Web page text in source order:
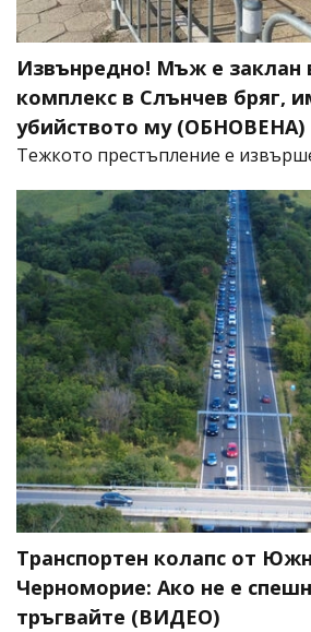
Извънредно! Мъж е заклан
комплекс в Слънчев бряг,
убийството му (ОБНОВЕНА)
​Тежкото престъпление е
Транспортен колапс от
Черноморие: Ако не е
тръгвайте (ВИДЕО)